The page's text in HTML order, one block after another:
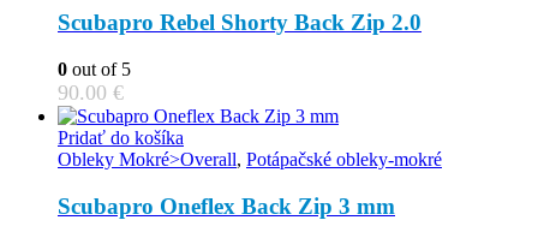
multiple
variants.
may
be
chosen
on
product
Scubapro Rebel Shorty Back Zip 2.0
0 out of 5
90.00 €
Pridať do košíka
Obleky Mokré>Overall, Potápačské obleky-mokré
Scubapro Oneflex Back Zip 3 mm